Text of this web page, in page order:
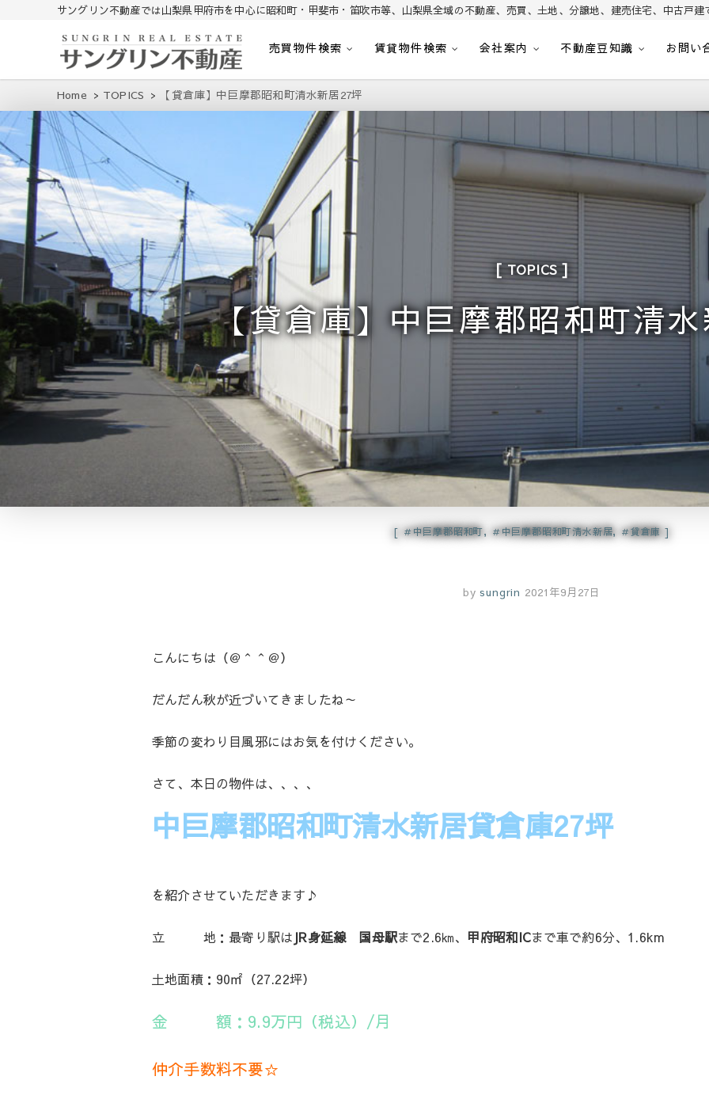
サングリン不動産では山梨県甲府市を中心に昭和町・甲斐市・笛吹市等、山梨県全域の不動産、売買、土地、分譲地、建売住宅、中古戸
山梨サングリン不動産｜山梨不動産情報 土地
山梨不動産｜不動産売買、賃貸、無料査定｜山梨県甲府市を中心に昭和町・甲斐市・笛吹市・南アルプス市、中央市など山梨県の不動産、土地、分
売買物件検索 賃貸物件検索 会社案内 不動産豆知識 お問い
Home TOPICS 【貸倉庫】中巨摩郡昭和町清水新居27坪
TOPICS
＃中巨摩郡昭和町, ＃中巨摩郡昭和町清水新居, ＃貸倉庫
【貸倉庫】中巨摩郡昭和町清
by sungrin 2021年9月27日
こんにちは（＠＾＾＠）
だんだん秋が近づいてきましたね～
季節の変わり目風邪にはお気を付けください。
さて、本日の物件は、、、、
中巨摩郡昭和町清水新居貸倉庫27坪
を紹介させていただきます♪
立 地：最寄り駅は JR身延線 国母駅まで2.6㎞、 甲府昭和ICまで車で約6分、1.6km
土地面積：90㎡（27.22坪）
金 額：9.9万円（税込）/月
仲介手数料不要☆